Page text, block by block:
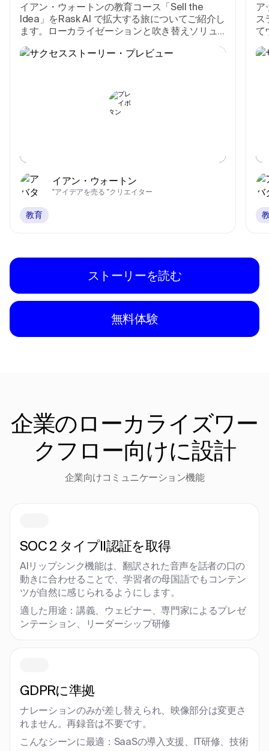
イアン・ウォートンの教育コース「Sell the
Idea」をRask AI で拡大する旅についてご紹介し
ます。ローカライゼーションと吹き替えソリュ
し、クリエーターや起業家に力を与えるかを学
イアン・ウォートン
"アイデアを売る "クリエイター
教育
ア
ス
て
ストーリーを読む
無料体験
企業のローカライズワー
クフロー向けに設計
企業向けコミュニケーション機能
SOC 2 タイプII認証を取得
AIリップシンク機能は、翻訳された音声を話者の口の
動きに合わせることで、学習者の母国語でもコンテン
ツが自然に感じられるようにします。
適した用途：講義、ウェビナー、専門家によるプレゼ
ンテーション、リーダーシップ研修
GDPRに準拠
ナレーションのみが差し替えられ、映像部分は変更さ
れません。再録音は不要です。
こんなシーンに最適：SaaSの導入支援、IT研修、技術